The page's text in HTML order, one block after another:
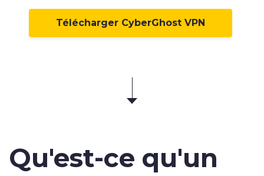
Télécharger CyberGhost VPN
Qu'est-ce qu'un